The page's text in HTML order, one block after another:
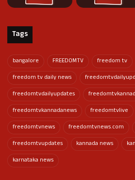
Tags
bangalore FREEDOMTV freedom tv
freedom tv daily news
freedomtvdailyupdates
freedomtvkannadanews
freedomtvlive
freedomtvnews
freedomtvnews.com
freedomtvupdates
kannada news
karnataka news